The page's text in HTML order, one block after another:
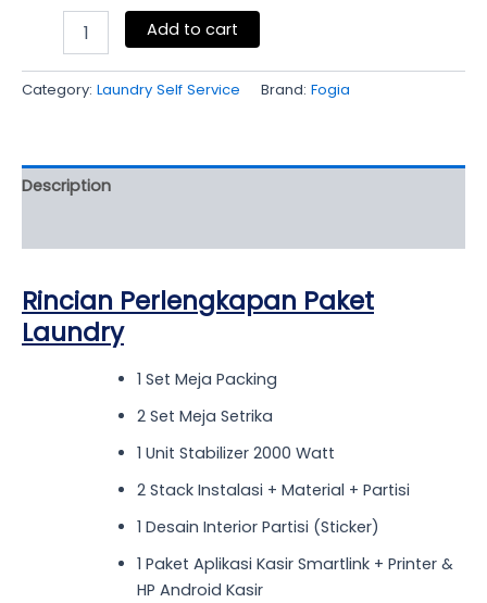
Add to cart
Category: Laundry Self Service Brand: Fogia
Description
Rincian Perlengkapan Paket
Laundry
1 Set Meja Packing
2 Set Meja Setrika
1 Unit Stabilizer 2000 Watt
2 Stack Instalasi + Material + Partisi
1 Desain Interior Partisi (Sticker)
1 Paket Aplikasi Kasir Smartlink + Printer &
HP Android Kasir